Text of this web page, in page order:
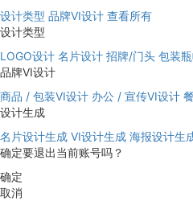
设计类型 品牌VI设计 查看所有
设计类型
LOGO设计 名片设计 招牌/门头 包装
品牌VI设计
商品 / 包装VI设计 办公 / 宣传VI设计
设计生成
名片设计生成 VI设计生成 海报设计生
确定要退出当前账号吗？
确定
取消